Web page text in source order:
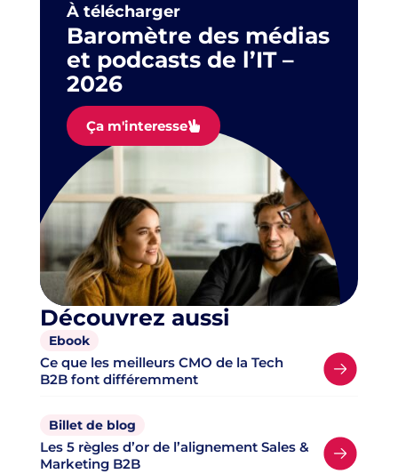
À télécharger
Baromètre des médias
et podcasts de l’IT –
2026
Ça m'interesse
Découvrez aussi
Ebook
Ce que les meilleurs CMO de la Tech
B2B font différemment
Billet de blog
Les 5 règles d’or de l’alignement Sales &
Marketing B2B